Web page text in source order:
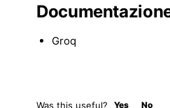
Groq
Was this useful? Yes No